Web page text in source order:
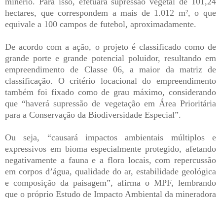
hectares, que correspondem a mais de 1.012 m², o que
equivale a 100 campos de futebol, aproximadamente.
De acordo com a ação, o projeto é classificado como de
grande porte e grande potencial poluidor, resultando em
empreendimento de Classe 06, a maior da matriz de
classificação. O critério locacional do empreendimento
também foi fixado como de grau máximo, considerando
que “haverá supressão de vegetação em Área Prioritária
para a Conservação da Biodiversidade Especial”.
Ou seja, “causará impactos ambientais múltiplos e
expressivos em bioma especialmente protegido, afetando
negativamente a fauna e a flora locais, com repercussão
em corpos d’água, qualidade do ar, estabilidade geológica
e composição da paisagem”, afirma o MPF, lembrando
que o próprio Estudo de Impacto Ambiental da mineradora